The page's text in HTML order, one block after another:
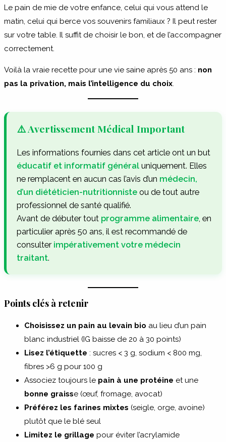
Le pain de mie de votre enfance, celui qui vous attend le
matin, celui qui berce vos souvenirs familiaux ? Il peut rester
sur votre table. Il suffit de choisir le bon, et de l’accompagner
correctement.
Voilà la vraie recette pour une vie saine après 50 ans : non
pas la privation, mais l’intelligence du choix.
⚠️ Avertissement Médical Important
Les informations fournies dans cet article ont un but
éducatif et informatif général uniquement. Elles
ne remplacent en aucun cas l’avis d’un médecin,
d’un diététicien-nutritionniste ou de tout autre
professionnel de santé qualifié.
Avant de débuter tout programme alimentaire, en
particulier après 50 ans, il est recommandé de
consulter impérativement votre médecin
traitant.
Points clés à retenir
Choisissez un pain au levain bio au lieu d’un pain
blanc industriel (IG baisse de 20 à 30 points)
Lisez l’étiquette : sucres < 3 g, sodium < 800 mg,
fibres >6 g pour 100 g
Associez toujours le pain à une protéine et une
bonne graisse (œuf, fromage, avocat)
Préférez les farines mixtes (seigle, orge, avoine)
plutôt que le blé seul
Limitez le grillage pour éviter l’acrylamide